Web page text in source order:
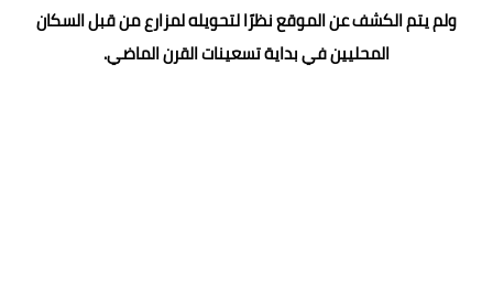
ولم يتم الكشف عن الموقع نظرًا لتحويله لمزارع من قبل السكان
المحليين في بداية تسعينات القرن الماضي.